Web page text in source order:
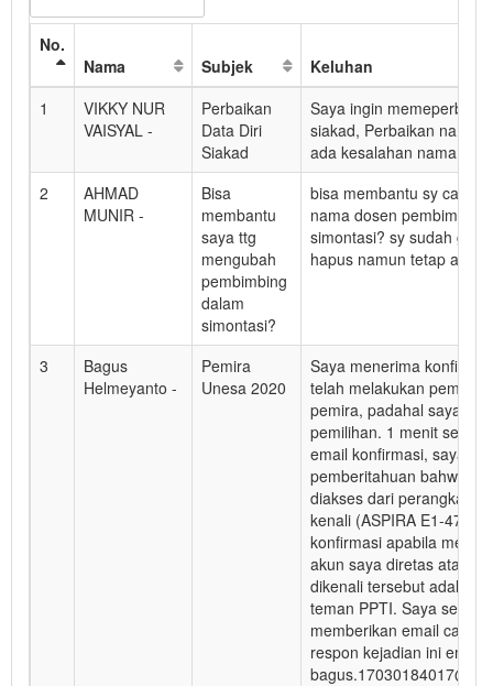
No.
Nama
Subjek
Keluhan
1
VIKKY NUR
VAISYAL -
Perbaikan
Data Diri
Siakad
Saya ingin memeperbaiki
siakad, Perbaikan nama
ada kesalahan nama di
2
AHMAD
MUNIR -
Bisa
membantu
saya ttg
mengubah
pembimbing
dalam
simontasi?
bisa membantu sy car
nama dosen pembimbing
simontasi? sy sudah
hapus namun tetap ada
3
Bagus
Helmeyanto -
Pemira
Unesa 2020
Saya menerima
telah melakukan
pemira, padahal saya
pemilihan. 1 menit
email konfirmasi, saya
pemberitahuan bahwa
diakses dari perangkat
kenali (ASPIRA E1-
konfirmasi apabila
akun saya diretas atau
dikenali tersebut adalah
teman PPTI. Saya
memberikan email
respon kejadian ini email